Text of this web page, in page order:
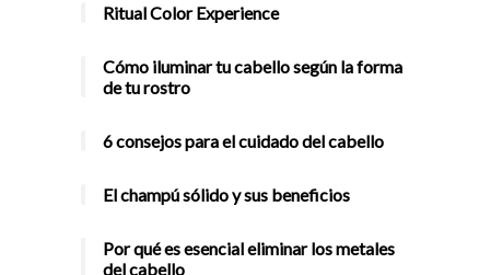
Ritual Color Experience
Cómo iluminar tu cabello según la forma
de tu rostro
6 consejos para el cuidado del cabello
El champú sólido y sus beneficios
Por qué es esencial eliminar los metales
del cabello